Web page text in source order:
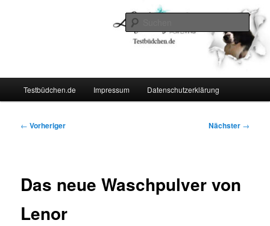
Testbüdchen.de Impressum Datenschutzerklärung
Beitragsnavigation
← Vorheriger Nächster →
Das neue Waschpulver von
Lenor